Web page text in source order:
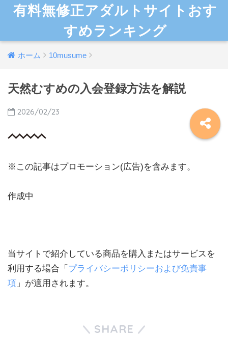
有料無修正アダルトサイトおす
すめランキング
ホーム 10musume
天然むすめの入会登録方法を解説
2026/02/23
※この記事はプロモーション(広告)を含みます。
作成中
当サイトで紹介している商品を購入またはサービスを
利用する場合「 プライバシーポリシーおよび免責事
項 」が適用されます。
SHARE